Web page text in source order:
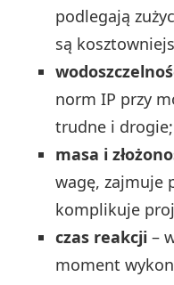
podlegają
są
norm IP przy
trudne i drogie;
masa i
wagę, zajmuje
komplikuje
czas reakcji –
moment